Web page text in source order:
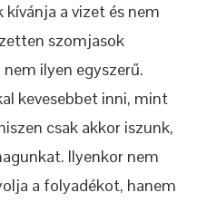
a vizet és nem
szomjasok
ilyen egyszerű.
kevesebbet inni, mint
csak akkor iszunk,
Ilyenkor nem
a folyadékot, hanem